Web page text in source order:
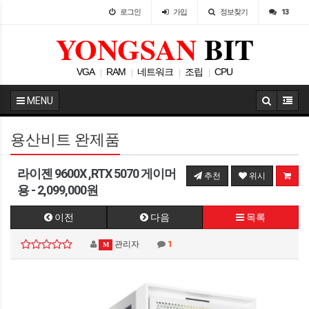
로그인 가입 정보찾기 13
YONGSANBIT
VGA RAM 네트워크 조립 CPU
MENU
용산비트 완제품
추천 위시
라이젠 9600X ,RTX 5070 게이머
용 - 2,099,000원
이전 다음 목록
M 관리자 1